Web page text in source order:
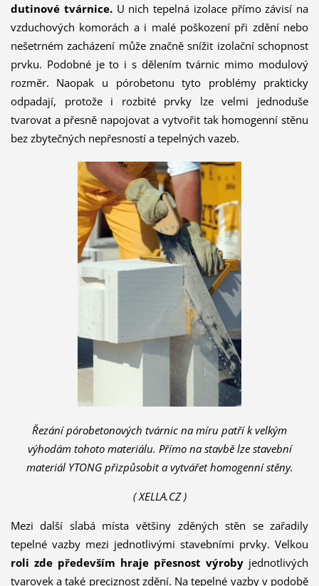
dutinové tvárnice.U nich tepelná izolace přímo závisí na
vzduchových komorách a i malé poškození při zdění nebo
nešetrném zacházení může značně snížit izolační schopnost
prvku. Podobné je to i s dělením tvárnic mimo modulový
rozměr. Naopak u pórobetonu tyto problémy prakticky
odpadají, protože i rozbité prvky lze velmi jednoduše
tvarovat a přesně napojovat a vytvořit tak homogenní stěnu
bez zbytečných nepřesností a tepelných vazeb.
Řezání pórobetonových tvárnic na míru patří k velkým
výhodám tohoto materiálu. Přímo na stavbě lze stavební
materiál YTONG přizpůsobit a vytvářet homogenní stěny.
( XELLA.CZ )
Mezi další slabá místa většiny zděných stěn se zařadily
tepelné vazby mezi jednotlivými stavebními prvky. Velkou
roli zde především hraje přesnost výroby jednotlivých
tvarovek a také preciznost zdění. Na tepelné vazby v podobě